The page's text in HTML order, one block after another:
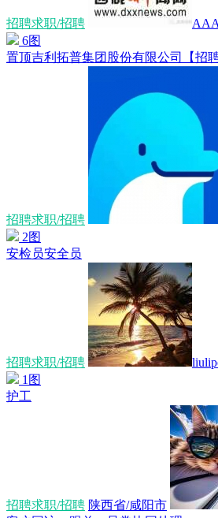
招聘求职/招聘
6图
置顶吉利拓普集团股份有限公司【招
招聘求职/招聘
2图
安检员安全员
招聘求职/招聘
1图
护工
招聘求职/招聘 陕西省/咸阳市